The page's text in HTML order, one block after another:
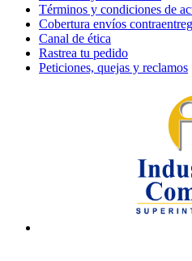
Términos y condiciones de
Cobertura envíos
Canal de ética
Rastrea tu pedido
Peticiones, quejas y reclamos